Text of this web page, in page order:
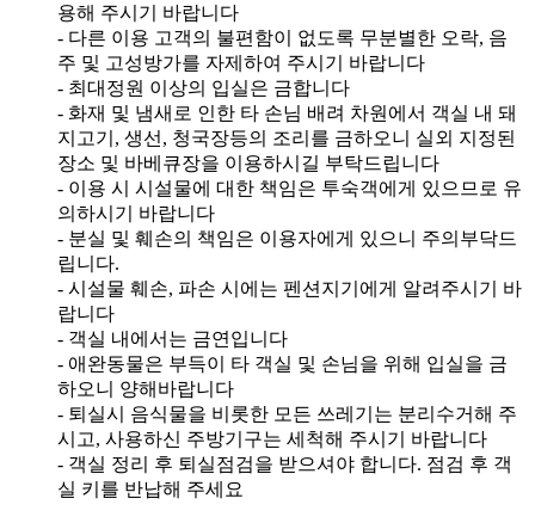
용해 주시기 바랍니다
- 다른 이용 고객의 불편함이 없도록 무분별한 오락, 음
주 및 고성방가를 자제하여 주시기 바랍니다
- 최대정원 이상의 입실은 금합니다
- 화재 및 냄새로 인한 타 손님 배려 차원에서 객실 내 돼
지고기, 생선, 청국장등의 조리를 금하오니 실외 지정된
장소 및 바베큐장을 이용하시길 부탁드립니다
- 이용 시 시설물에 대한 책임은 투숙객에게 있으므로 유
의하시기 바랍니다
- 분실 및 훼손의 책임은 이용자에게 있으니 주의부닥드
립니다.
- 시설물 훼손, 파손 시에는 펜션지기에게 알려주시기 바
랍니다
- 객실 내에서는 금연입니다
- 애완동물은 부득이 타 객실 및 손님을 위해 입실을 금
하오니 양해바랍니다
- 퇴실시 음식물을 비롯한 모든 쓰레기는 분리수거해 주
시고, 사용하신 주방기구는 세척해 주시기 바랍니다
- 객실 정리 후 퇴실점검을 받으셔야 합니다. 점검 후 객
실 키를 반납해 주세요